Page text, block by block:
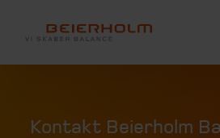
Kontakt Beierholm